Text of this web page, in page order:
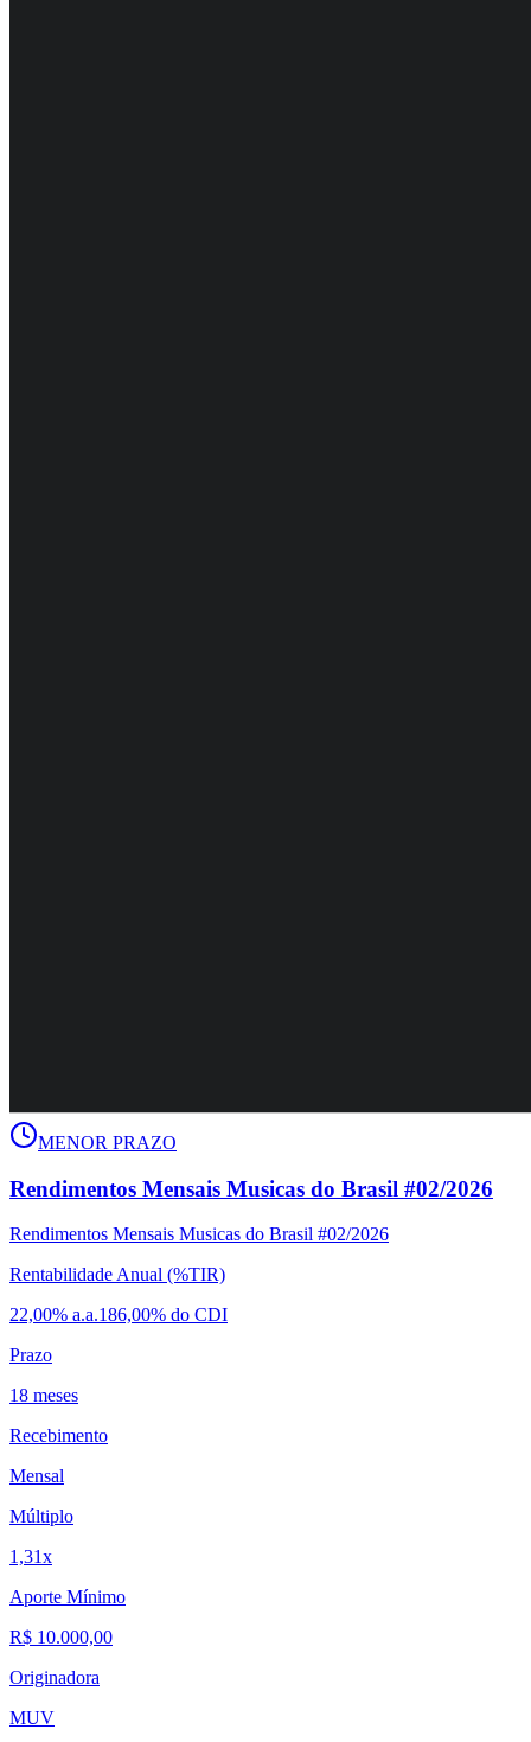
MENOR PRAZO
Rendimentos Mensais Musicas do Brasil #02/2026
Rendimentos Mensais Musicas do Brasil #02/2026
Rentabilidade Anual (%TIR)
22,00% a.a.186,00% do CDI
Prazo
18 meses
Recebimento
Mensal
Múltiplo
1,31x
Aporte Mínimo
R$ 10.000,00
Originadora
MUV